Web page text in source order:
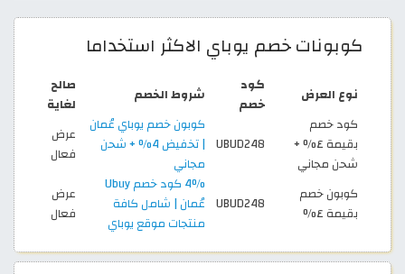
كوبونات خصم يوباي الاكثر استخداما
نوع العرض
كود
خصم
شروط الخصم
صالح
لغاية
كود خصم
بقيمة ٤% +
شحن مجاني
UBUD248
كوبون خصم يوباي عُمان
| تخفيض 4% + شحن
مجاني
عرض
فعال
كوبون خصم
بقيمة ٤%
UBUD248
4% كود خصم Ubuy
عُمان | شامل كافة
منتجات موقع يوباي
عرض
فعال